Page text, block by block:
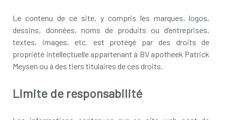
Le contenu de ce site, y compris les marques, logos,
dessins, données, noms de produits ou d’entreprises,
textes, images, etc. est protégé par des droits de
propriété intellectuelle appartenant à BV apotheek Patrick
Meysen ou à des tiers titulaires de ces droits.
Limite de responsabilité